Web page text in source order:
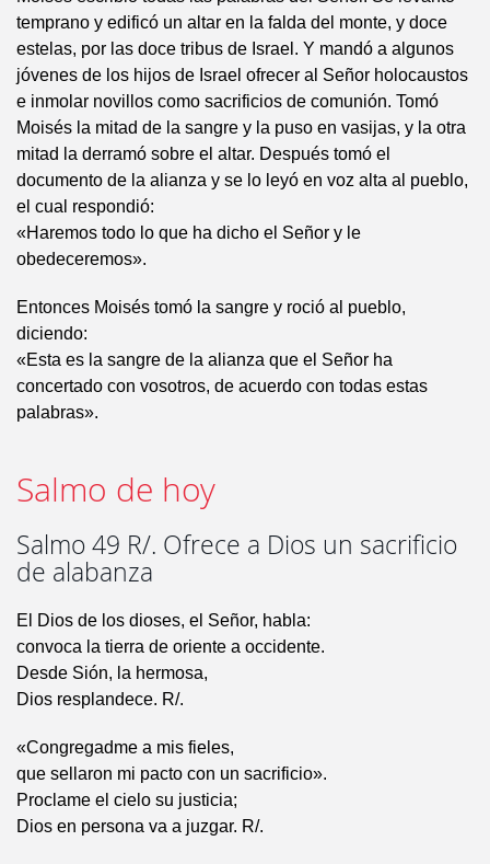
temprano y edificó un altar en la falda del monte, y doce
estelas, por las doce tribus de Israel. Y mandó a algunos
jóvenes de los hijos de Israel ofrecer al Señor holocaustos
e inmolar novillos como sacrificios de comunión. Tomó
Moisés la mitad de la sangre y la puso en vasijas, y la otra
mitad la derramó sobre el altar. Después tomó el
documento de la alianza y se lo leyó en voz alta al pueblo,
el cual respondió:
«Haremos todo lo que ha dicho el Señor y le
obedeceremos».
Entonces Moisés tomó la sangre y roció al pueblo,
diciendo:
«Esta es la sangre de la alianza que el Señor ha
concertado con vosotros, de acuerdo con todas estas
palabras».
Salmo de hoy
Salmo 49 R/. Ofrece a Dios un sacrificio
de alabanza
El Dios de los dioses, el Señor, habla:
convoca la tierra de oriente a occidente.
Desde Sión, la hermosa,
Dios resplandece. R/.
«Congregadme a mis fieles,
que sellaron mi pacto con un sacrificio».
Proclame el cielo su justicia;
Dios en persona va a juzgar. R/.